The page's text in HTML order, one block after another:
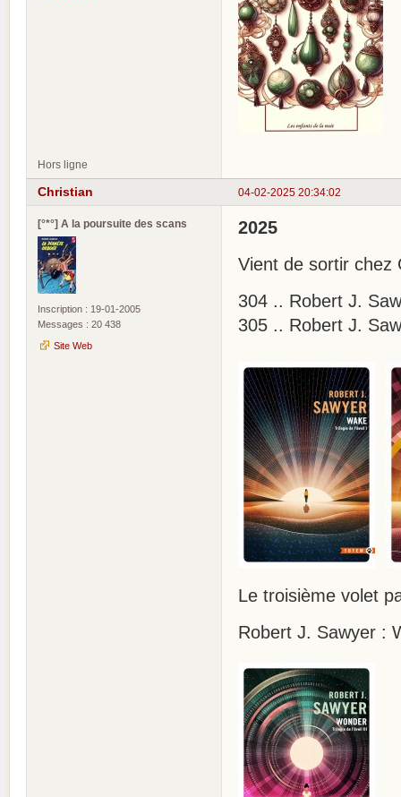
Hors ligne
04-02-2025 20:34:02
Christian
[°*°] A la poursuite des scans
Inscription : 19-01-2005
Messages : 20 438
Site Web
2025
Vient de sortir chez
304 .. Robert J.
305 .. Robert J.
Le troisième volet
Robert J. Sawyer :